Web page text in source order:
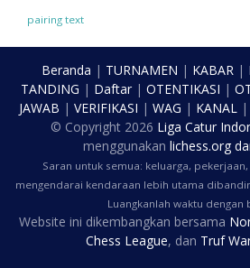
pairing text
Beranda | TURNAMEN | KABAR|
TANDING | Daftar| OTENTIKASI |
JAWAB | VERIFIKASI | WAG | KANAL|
© Copyright 2026 Liga Catur
menggunakan lichess.org
Saran untuk semua: keluarga,
mengendarai kendaraan lebih utama
Luangkanlah waktu dengan
Website ini dikembangkan bersama
Chess League, dan Truf